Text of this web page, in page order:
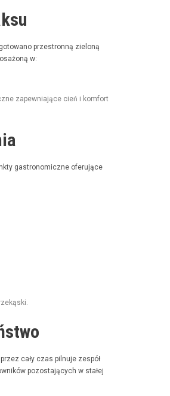
prze­stron­ną zieloną
w:
zapew­ni­a­jące cień i kom­fort
gas­tro­nom­iczne ofer­u­jące
cały czas pil­nu­je zespół
pozosta­ją­cych w stałej